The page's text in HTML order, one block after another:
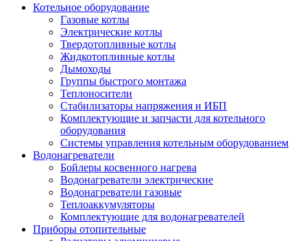
Котельное оборудование
Газовые котлы
Электрические котлы
Твердотопливные котлы
Жидкотопливные котлы
Дымоходы
Группы быстрого монтажа
Теплоносители
Стабилизаторы напряжения и ИБП
Комплектующие и запчасти для котельного
оборудования
Системы управления котельным оборудованием
Водонагреватели
Бойлеры косвенного нагрева
Водонагреватели электрические
Водонагреватели газовые
Теплоаккумуляторы
Комплектующие для водонагревателей
Приборы отопительные